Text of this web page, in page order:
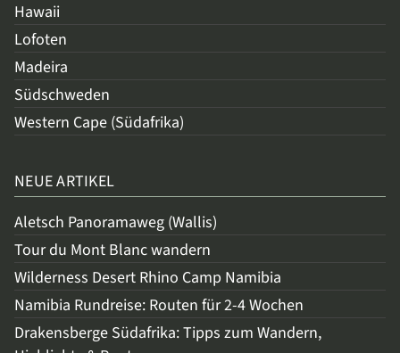
Hawaii
Lofoten
Madeira
Südschweden
Western Cape (Südafrika)
NEUE ARTIKEL
Aletsch Panoramaweg (Wallis)
Tour du Mont Blanc wandern
Wilderness Desert Rhino Camp Namibia
Namibia Rundreise: Routen für 2-4 Wochen
Drakensberge Südafrika: Tipps zum Wandern,